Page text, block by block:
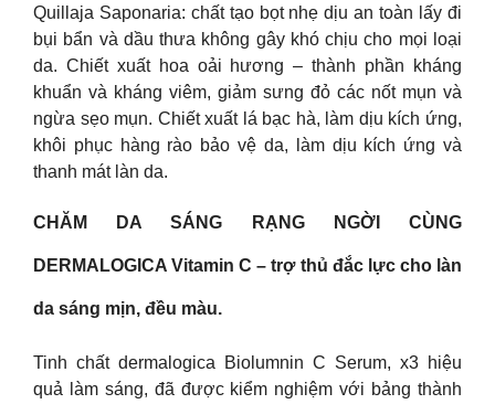
Quillaja Saponaria: chất tạo bọt nhẹ dịu an toàn lấy đi
bụi bẩn và dầu thưa không gây khó chịu cho mọi loại
da. Chiết xuất hoa oải hương – thành phần kháng
khuẩn và kháng viêm, giảm sưng đỏ các nốt mụn và
ngừa sẹo mụn. Chiết xuất lá bạc hà, làm dịu kích ứng,
khôi phục hàng rào bảo vệ da, làm dịu kích ứng và
thanh mát làn da.
CHĂM DA SÁNG RẠNG NGỜI CÙNG
DERMALOGICA Vitamin C – trợ thủ đắc lực cho làn
da sáng mịn, đều màu.
Tinh chất dermalogica Biolumnin C Serum, x3 hiệu
quả làm sáng, đã được kiểm nghiệm với bảng thành